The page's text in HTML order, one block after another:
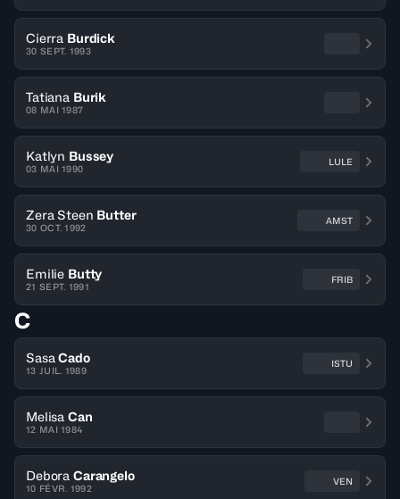
Cierra Burdick
30 SEPT. 1993
Tatiana Burik
08 MAI 1987
Katlyn Bussey
03 MAI 1990
LULE
Zera Steen Butter
30 OCT. 1992
AMST
Emilie Butty
21 SEPT. 1991
FRIB
C
Sasa Cado
13 JUIL. 1989
ISTU
Melisa Can
12 MAI 1984
Debora Carangelo
10 FÉVR. 1992
VEN